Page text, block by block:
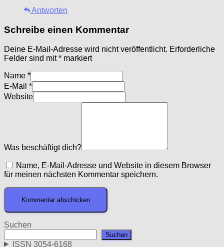
Antworten
Schreibe einen Kommentar
Deine E-Mail-Adresse wird nicht veröffentlicht. Erforderliche
Felder sind mit* markiert
Name *
E-Mail *
Website
Was beschäftigt dich?
Name, E-Mail-Adresse und Website in diesem Browser
für meinen nächsten Kommentar speichern.
Suchen
Suchen
ISSN 3054-6168